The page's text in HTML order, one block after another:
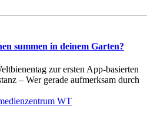
summen in deinem Garten?
zur ersten App-basierten
– Wer gerade aufmerksam durch